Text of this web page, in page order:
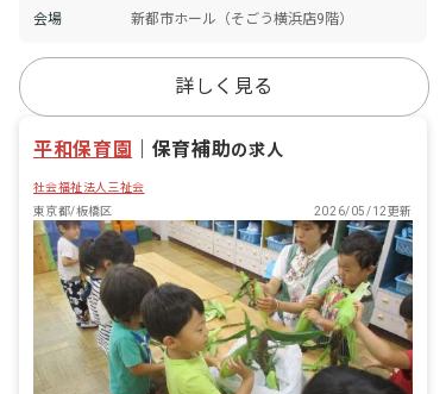
会場 新都市ホール（そごう横浜店9階）
詳しく見る
平和保育園 保育補助の求人
社会福祉法人三祉会
東京都/板橋区
2026/05/12更新